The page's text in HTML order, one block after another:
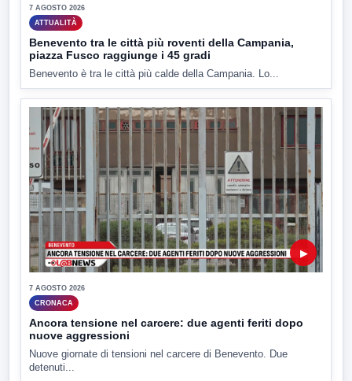
7 AGOSTO 2026
ATTUALITÀ
Benevento tra le città più roventi della Campania,
piazza Fusco raggiunge i 45 gradi
Benevento è tra le città più calde della Campania. Lo...
▶
7 AGOSTO 2026
CRONACA
Ancora tensione nel carcere: due agenti feriti dopo
nuove aggressioni
Nuove giornate di tensioni nel carcere di Benevento. Due
detenuti...